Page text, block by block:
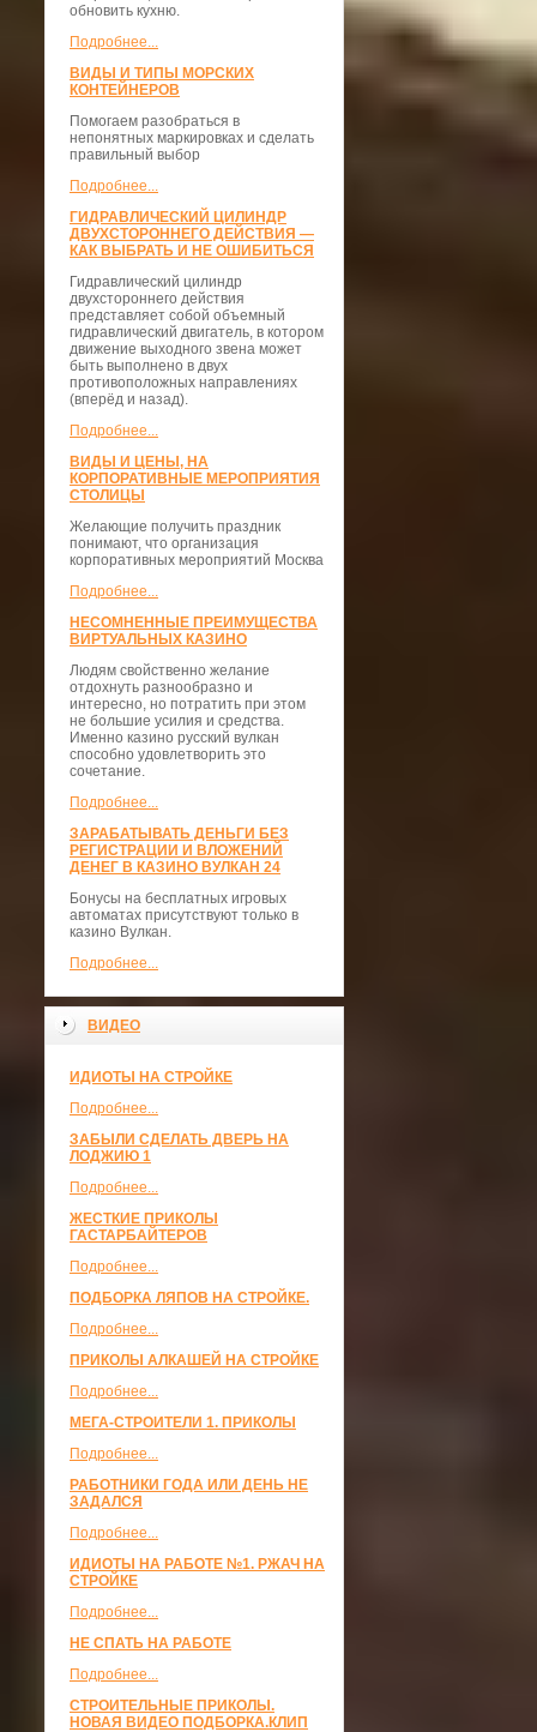
обновить кухню.
Подробнее...
ВИДЫ И ТИПЫ МОРСКИХ
КОНТЕЙНЕРОВ
Помогаем разобраться в
непонятных маркировках и сделать
правильный выбор
Подробнее...
ГИДРАВЛИЧЕСКИЙ ЦИЛИНДР
ДВУХСТОРОННЕГО ДЕЙСТВИЯ —
КАК ВЫБРАТЬ И НЕ ОШИБИТЬСЯ
Гидравлический цилиндр
двухстороннего действия
представляет собой объемный
гидравлический двигатель, в котором
движение выходного звена может
быть выполнено в двух
противоположных направлениях
(вперёд и назад).
Подробнее...
ВИДЫ И ЦЕНЫ, НА
КОРПОРАТИВНЫЕ МЕРОПРИЯТИЯ
СТОЛИЦЫ
Желающие получить праздник
понимают, что организация
корпоративных мероприятий Москва
Подробнее...
НЕСОМНЕННЫЕ ПРЕИМУЩЕСТВА
ВИРТУАЛЬНЫХ КАЗИНО
Людям свойственно желание
отдохнуть разнообразно и
интересно, но потратить при этом
не большие усилия и средства.
Именно казино русский вулкан
способно удовлетворить это
сочетание.
Подробнее...
ЗАРАБАТЫВАТЬ ДЕНЬГИ БЕЗ
РЕГИСТРАЦИИ И ВЛОЖЕНИЙ
ДЕНЕГ В КАЗИНО ВУЛКАН 24
Бонусы на бесплатных игровых
автоматах присутствуют только в
казино Вулкан.
Подробнее...
ВИДЕО
ИДИОТЫ НА СТРОЙКЕ
Подробнее...
ЗАБЫЛИ СДЕЛАТЬ ДВЕРЬ НА
ЛОДЖИЮ 1
Подробнее...
ЖЕСТКИЕ ПРИКОЛЫ
ГАСТАРБАЙТЕРОВ
Подробнее...
ПОДБОРКА ЛЯПОВ НА СТРОЙКЕ.
Подробнее...
ПРИКОЛЫ АЛКАШЕЙ НА СТРОЙКЕ
Подробнее...
МЕГА-СТРОИТЕЛИ 1. ПРИКОЛЫ
Подробнее...
РАБОТНИКИ ГОДА ИЛИ ДЕНЬ НЕ
ЗАДАЛСЯ
Подробнее...
ИДИОТЫ НА РАБОТЕ №1. РЖАЧ НА
СТРОЙКЕ
Подробнее...
НЕ СПАТЬ НА РАБОТЕ
Подробнее...
СТРОИТЕЛЬНЫЕ ПРИКОЛЫ.
НОВАЯ ВИДЕО ПОДБОРКА.КЛИП